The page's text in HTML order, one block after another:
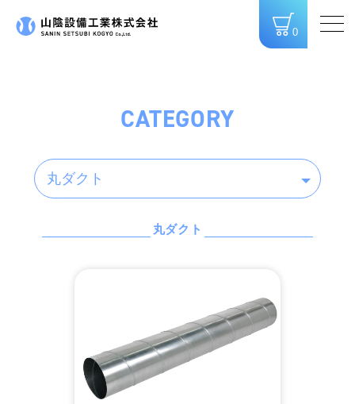
0
CATEGORY
丸ダクト